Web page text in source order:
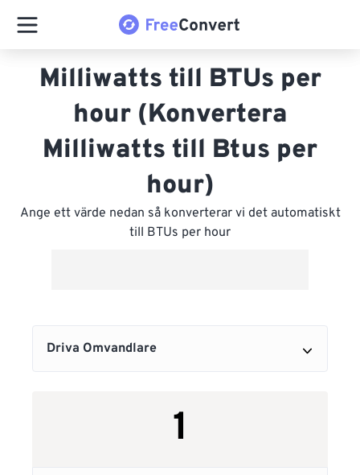
Milliwatts till BTUs per
hour (Konvertera
Milliwatts till Btus per
hour)
Ange ett värde nedan så konverterar vi det automatiskt
till BTUs per hour